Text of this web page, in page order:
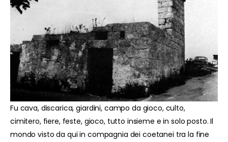
Fu cava, discarica, giardini, campo da gioco, culto,
cimitero, fiere, feste, gioco, tutto insieme e in solo posto. Il
mondo visto da qui in compagnia dei coetanei tra la fine